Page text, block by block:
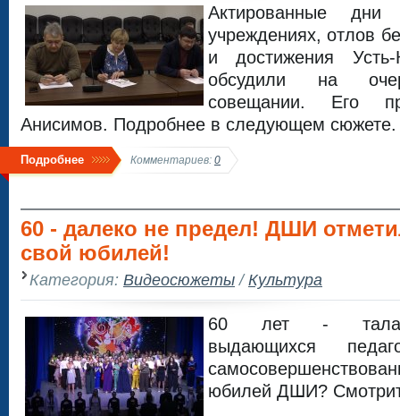
Актированные дни
учреждениях, отлов
и достижения Усть-
обсудили на
совещании. Его
Анисимов. Подробнее в следующем сюжете.
Подробнее Комментариев: 0
60 - далеко не предел! ДШИ
свой юбилей!
Категория: Видеосюжеты/Культура
60 лет -
выдающихся
юбилей ДШИ?